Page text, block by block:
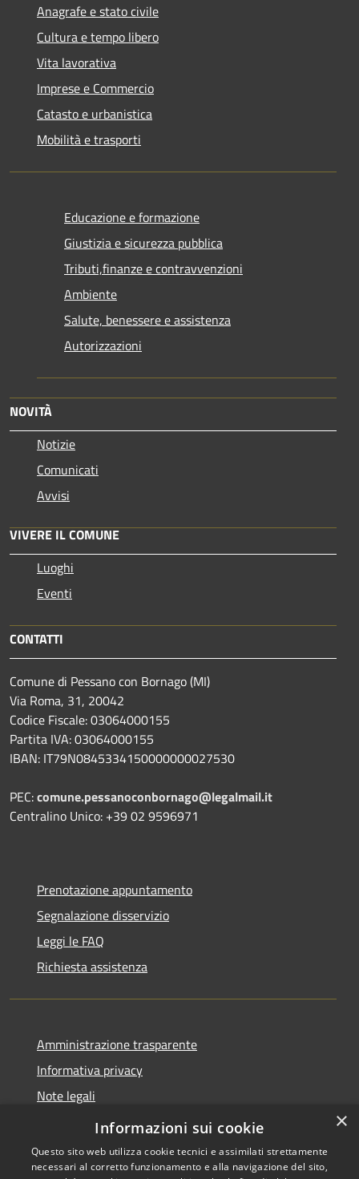
Anagrafe e stato civile
Cultura e tempo libero
Vita lavorativa
Imprese e Commercio
Catasto e urbanistica
Mobilità e trasporti
Educazione e formazione
Giustizia e sicurezza pubblica
Tributi,finanze e contravvenzioni
Ambiente
Salute, benessere e assistenza
Autorizzazioni
NOVITÀ
Notizie
Comunicati
Avvisi
VIVERE IL COMUNE
Luoghi
Eventi
CONTATTI
Comune di Pessano con Bornago (MI)
Via Roma, 31, 20042
Codice Fiscale: 03064000155
Partita IVA: 03064000155
IBAN: IT79N0845334150000000027530
PEC:comune.pessanoconbornago@legalmail.it
Centralino Unico: +39 02 9596971
Prenotazione appuntamento
Segnalazione disservizio
Leggi le FAQ
Richiesta assistenza
Amministrazione trasparente
Informativa privacy
Note legali
Dichiarazione di accessibilità
×
Informazioni sui cookie
Questo sito web utilizza cookie tecnici e assimilati strettamente
necessari al corretto funzionamento e alla navigazione del sito,